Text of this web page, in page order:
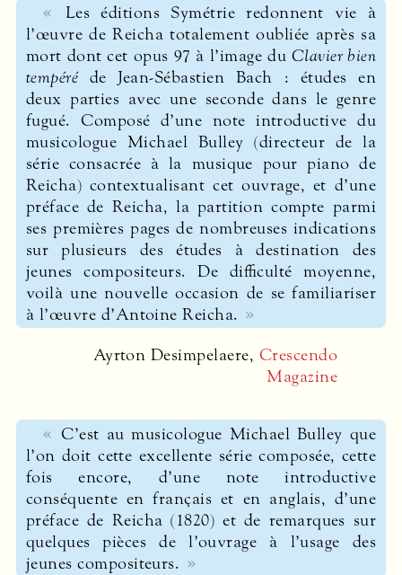
Les éditions Symétrie redonnent vie à
l’œuvre de Reicha totalement oubliée après sa
mort dont cet opus 97 à l’image du Clavier bien
tempéréde Jean-Sébastien Bach : études en
deux parties avec une seconde dans le genre
fugué. Composé d’une note introductive du
musicologue Michael Bulley (directeur de la
série consacrée à la musique pour piano de
Reicha) contextualisant cet ouvrage, et d’une
préface de Reicha, la partition compte parmi
ses premières pages de nombreuses indications
sur plusieurs des études à destination des
jeunes compositeurs. De difficulté moyenne,
voilà une nouvelle occasion de se familiariser
à l’œuvre d’Antoine Reicha.
Ayrton Desimpelaere, Crescendo
Magazine
C’est au musicologue Michael Bulley que
l’on doit cette excellente série composée, cette
fois encore, d’une note introductive
conséquente en français et en anglais, d’une
préface de Reicha (1820) et de remarques sur
quelques pièces de l’ouvrage à l’usage des
jeunes compositeurs.